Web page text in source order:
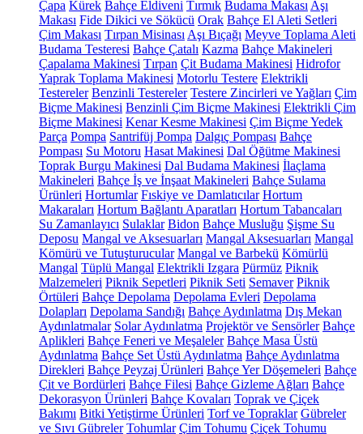
Çapa Kürek Bahçe Eldiveni Tırmık Budama Makası Aşı
Makası Fide Dikici ve Sökücü Orak Bahçe El Aleti Setleri
Çim Makası Tırpan Misinası Aşı Bıçağı Meyve Toplama Aleti
Budama Testeresi Bahçe Çatalı Kazma Bahçe Makineleri
Çapalama Makinesi Tırpan Çit Budama Makinesi Hidrofor
Yaprak Toplama Makinesi Motorlu Testere Elektrikli
Testereler Benzinli Testereler Testere Zincirleri ve Yağları Çim
Biçme Makinesi Benzinli Çim Biçme Makinesi Elektrikli Çim
Biçme Makinesi Kenar Kesme Makinesi Çim Biçme Yedek
Parça Pompa Santrifüj Pompa Dalgıç Pompası Bahçe
Pompası Su Motoru Hasat Makinesi Dal Öğütme Makinesi
Toprak Burgu Makinesi Dal Budama Makinesi İlaçlama
Makineleri Bahçe İş ve İnşaat Makineleri Bahçe Sulama
Ürünleri Hortumlar Fıskiye ve Damlatıcılar Hortum
Makaraları Hortum Bağlantı Aparatları Hortum Tabancaları
Su Zamanlayıcı Sulaklar Bidon Bahçe Musluğu Şişme Su
Deposu Mangal ve Aksesuarları Mangal Aksesuarları Mangal
Kömürü ve Tutuşturucular Mangal ve Barbekü Kömürlü
Mangal Tüplü Mangal Elektrikli Izgara Pürmüz Piknik
Malzemeleri Piknik Sepetleri Piknik Seti Semaver Piknik
Örtüleri Bahçe Depolama Depolama Evleri Depolama
Dolapları Depolama Sandığı Bahçe Aydınlatma Dış Mekan
Aydınlatmalar Solar Aydınlatma Projektör ve Sensörler Bahçe
Aplikleri Bahçe Feneri ve Meşaleler Bahçe Masa Üstü
Aydınlatma Bahçe Set Üstü Aydınlatma Bahçe Aydınlatma
Direkleri Bahçe Peyzaj Ürünleri Bahçe Yer Döşemeleri Bahçe
Çit ve Bordürleri Bahçe Filesi Bahçe Gizleme Ağları Bahçe
Dekorasyon Ürünleri Bahçe Kovaları Toprak ve Çiçek
Bakımı Bitki Yetiştirme Ürünleri Torf ve Topraklar Gübreler
ve Sıvı Gübreler Tohumlar Çim Tohumu Çiçek Tohumu